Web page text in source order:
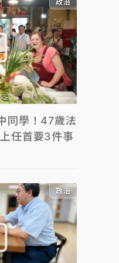
政治
同學！47歲法
任首要3件事
政治